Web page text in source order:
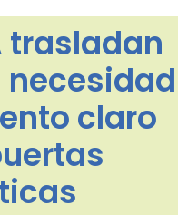
INICIO
ASOCIADOS
NORMATIVA
NOTICIAS
trasladan
necesidad
claro